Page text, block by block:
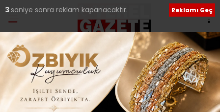
Ana Sayfa›Siyaset
3 saniye sonra reklam kapanacaktır. Reklamı Geç